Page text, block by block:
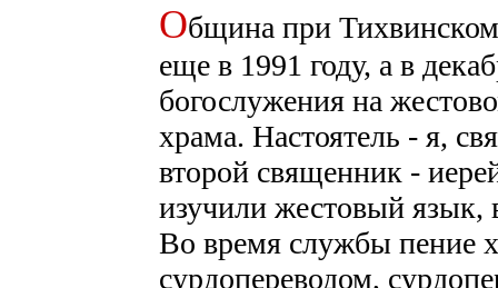
Община при Тихвинском
еще в 1991 году, а в
богослужения на
храма. Настоятель - я,
второй священник -
изучили жестовый язык,
Во время службы пение
сурдопереводом,